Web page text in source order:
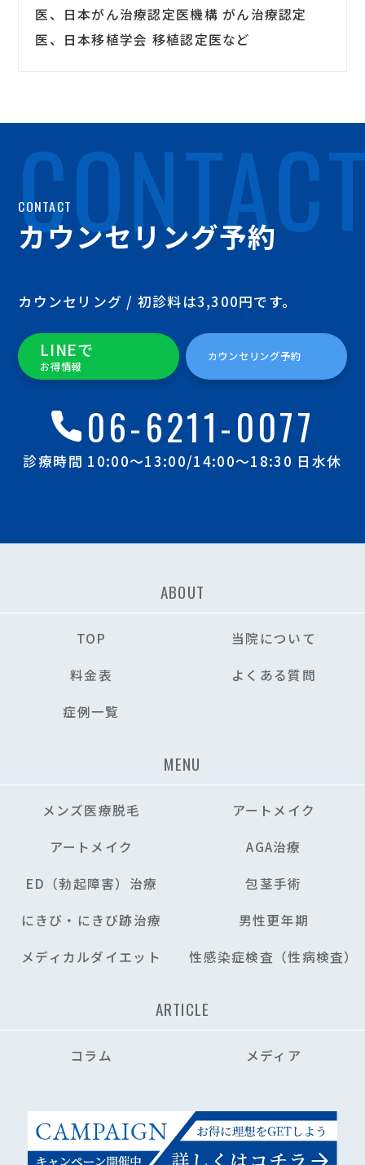
医、日本がん治療認定医機構 がん治療認定
医、日本移植学会 移植認定医など
CONTACT
カウンセリング予約
カウンセリング / 初診料は3,300円です。
LINEで
お得情報
カウンセリング予約
06-6211-0077
診療時間 10:00～13:00/14:00～18:30 日水休
ABOUT
TOP
当院について
料金表
よくある質問
症例一覧
MENU
メンズ医療脱毛
アートメイク
アートメイク
AGA治療
ED（勃起障害）治療
包茎手術
にきび・にきび跡治療
男性更年期
メディカルダイエット
性感染症検査（性病検査）
ARTICLE
コラム メディア